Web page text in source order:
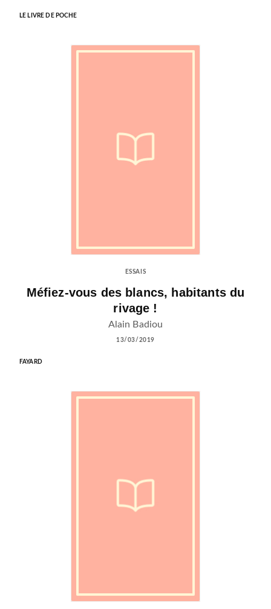
LE LIVRE DE POCHE
ESSAIS
Méfiez-vous des blancs, habitants du
rivage !
Alain Badiou
13/03/2019
FAYARD